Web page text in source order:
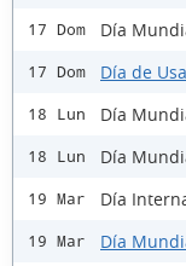
17 Dom Día
17 Dom Día de
18 Lun Día
18 Lun Día
19 Mar Día
19 Mar Día